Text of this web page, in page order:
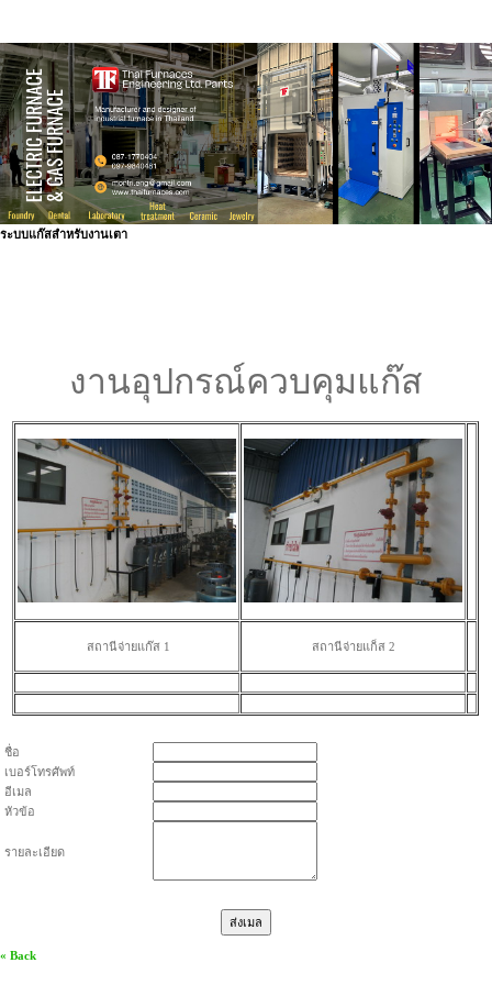
ระบบแก๊สสำหรับงานเตา
งานอุปกรณ์ควบคุมแก๊ส
สถานีจ่ายแก๊ส 1 สถานีจ่ายแก็ส 2
ชื่อ
เบอร์โทรศัพท์
อีเมล
หัวข้อ
รายละเอียด
« Back